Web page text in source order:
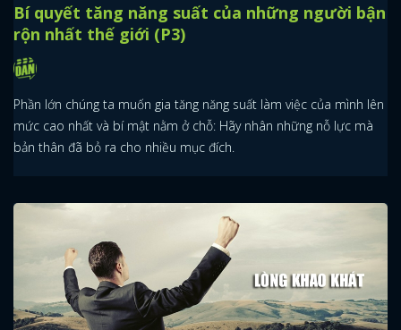
Bí quyết tăng năng suất của những người bận
rộn nhất thế giới (P3)
Phần lớn chúng ta muốn gia tăng năng suất làm việc của mình lên
mức cao nhất và bí mật nằm ở chỗ: Hãy nhân những nỗ lực mà
bản thân đã bỏ ra cho nhiều mục đích.